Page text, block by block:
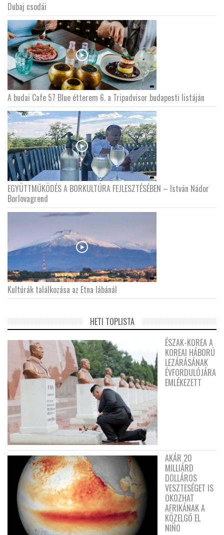
Dubaj csodái
A budai Cafe 57 Blue étterem 6. a Tripadvisor budapesti listáján
EGYÜTTMŰKÖDÉS A BORKULTÚRA FEJLESZTÉSÉBEN – István Nádor
Borlovagrend
Kultúrák találkozása az Etna lábánál
HETI TOPLISTA
ÉSZAK-KOREA A
KOREAI HÁBORÚ
LEZÁRÁSÁNAK
ÉVFORDULÓJÁRA
EMLÉKEZETT
AKÁR 20
MILLIÁRD
DOLLÁROS
VESZTESÉGET IS
OKOZHAT
AFRIKÁNAK A
KÖZELGŐ EL
NIÑO